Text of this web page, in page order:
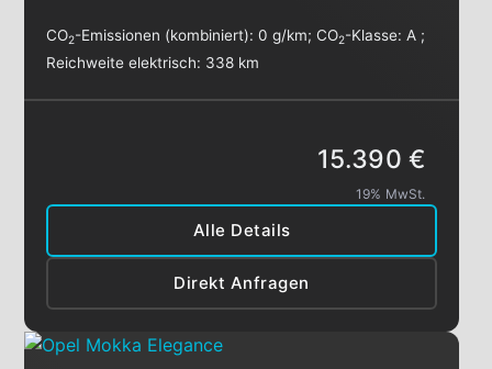
CO2-Emissionen (kombiniert):0 g/km;CO2-Klasse:A ;
Reichweite elektrisch: 338 km
Alle Details
Direkt Anfragen
15.390 €
19% MwSt.